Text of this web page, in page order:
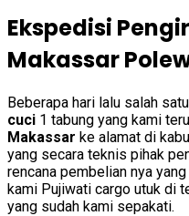
Ekspedisi
Makassar
Beberapa hari lalu salah
cuci 1 tabung yang kami
Makassar ke alamat di
yang secara teknis pihak
rencana pembelian nya
kami Pujiwati cargo utuk di
yang sudah kami sepakati.